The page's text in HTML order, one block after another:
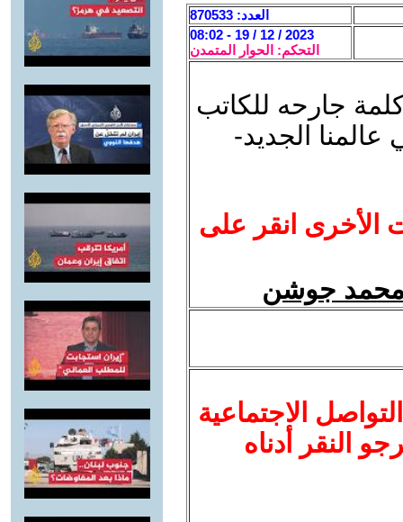
العدد: 870533
2023 / 12 / 19 - 08:02
التحكم: الحوار المتمدن
جارحه للكاتب
الجديد-
الأخرى انقر على
محمد جوشن
الاجتماعية
النقر أدناه